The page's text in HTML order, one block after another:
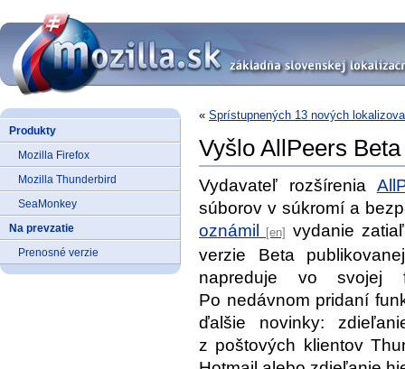
Produkty
Mozilla Firefox
Mozilla Thunderbird
SeaMonkey
Na prevzatie
Prenosné verzie
« Sprístupnených 13 nových
Vyšlo AllPeers
Vydavateľ rozšírenia
súborov v súkromí a
oznámil
vydanie
verzie Beta
napreduje vo svojej
Po nedávnom pridaní
ďalšie novinky:
z poštových klientov